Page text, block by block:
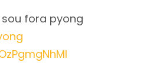
fora pyong